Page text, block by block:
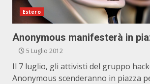
Estero
Anonymous manifesterà in
5 Luglio 2012
Il 7 luglio, gli attivisti del gruppo
Anonymous scenderanno in piazza